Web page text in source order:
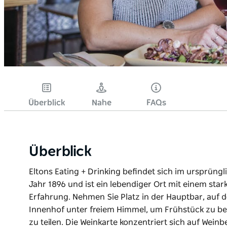
Überblick Nahe FAQs
Überblick
Eltons Eating + Drinking befindet sich im
Jahr 1896 und ist ein lebendiger Ort mit einem
Erfahrung. Nehmen Sie Platz in der Hauptbar, auf
Innenhof unter freiem Himmel, um Frühstück zu
zu teilen. Die Weinkarte konzentriert sich auf